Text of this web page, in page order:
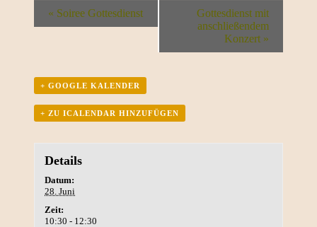
« Soiree Gottesdienst
Gottesdienst mit
anschließendem
Konzert »
+ GOOGLE KALENDER
+ ZU ICALENDAR HINZUFÜGEN
Details
Datum:
28. Juni
Zeit:
10:30 - 12:30